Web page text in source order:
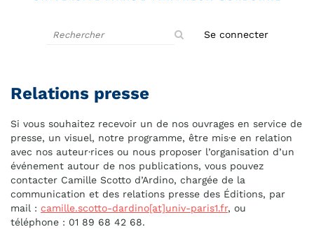
Se connecter
Relations presse
Si vous souhaitez recevoir un de nos ouvrages en service de
presse, un visuel, notre programme, être mis·e en relation
avec nos auteur·rices ou nous proposer l’organisation d’un
événement autour de nos publications, vous pouvez
contacter Camille Scotto d’Ardino, chargée de la
communication et des relations presse des Éditions, par
mail : camille.scotto-dardino[at]univ-paris1.fr, ou
téléphone : 01 89 68 42 68.